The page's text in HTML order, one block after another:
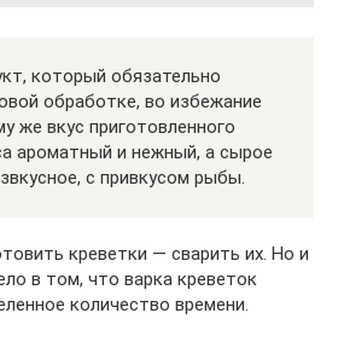
который обязательно
обработке, во избежание
же вкус приготовленного
ароматный и нежный, а сырое
с привкусом рыбы.
креветки — сварить их. Но и
в том, что варка креветок
количество времени.